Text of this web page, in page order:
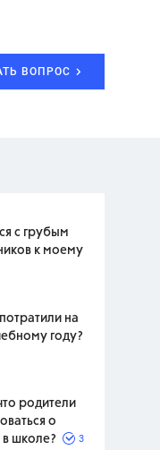
ВОПРОС
с грубым
к моему
на
году?
родители
о
школе?
3